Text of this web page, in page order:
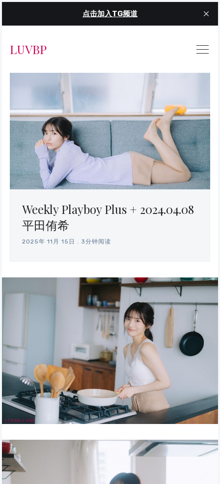
点击加入TG频道
LUVBP
Weekly Playboy Plus + 2024.04.08
平田侑希
2025年 11月 15日 3分钟阅读